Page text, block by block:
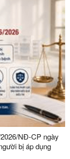
NĐ-CP ngày
bị áp dụng